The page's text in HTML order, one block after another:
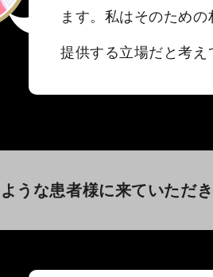
ます。私はそのため
提供する立場だと考え
うな患者様に来ていただ